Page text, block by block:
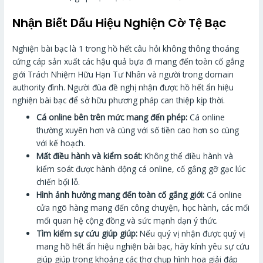
Nhận Biết Dấu Hiệu Nghiện Cờ Tệ Bạc
Nghiện bài bạc là 1 trong hồ hết câu hỏi không thông thoáng
cứng cáp sản xuất các hậu quả bựa đi mang đến toàn cố gắng
giới Trách Nhiệm Hữu Hạn Tư Nhân và người trong domain
authority đình. Người đùa đề nghị nhận được hồ hết ẩn hiệu
nghiện bài bạc để sở hữu phương pháp can thiệp kịp thời.
Cá online bên trên mức mang đến phép: Cá online
thường xuyên hơn và cùng với số tiền cao hơn so cùng
với kế hoạch.
Mất điều hành và kiểm soát: Không thể điều hành và
kiểm soát được hành động cá online, cố gắng gỡ gạc lúc
chiến bộ́i lỗ.
Hình ảnh hưởng mang đến toàn cố gắng giới: Cá online
cửa ngõ hàng mang đến công chuyện, học hành, các mối
mối quan hệ cộng đồng và sức mạnh dạn ý thức.
Tìm kiếm sự cứu giúp giúp: Nếu quý vị nhận được quý vị
mang hồ hết ẩn hiệu nghiện bài bạc, hãy kính yêu sự cứu
giúp giúp trong khoảng các thợ chụp hình họa giải đáp